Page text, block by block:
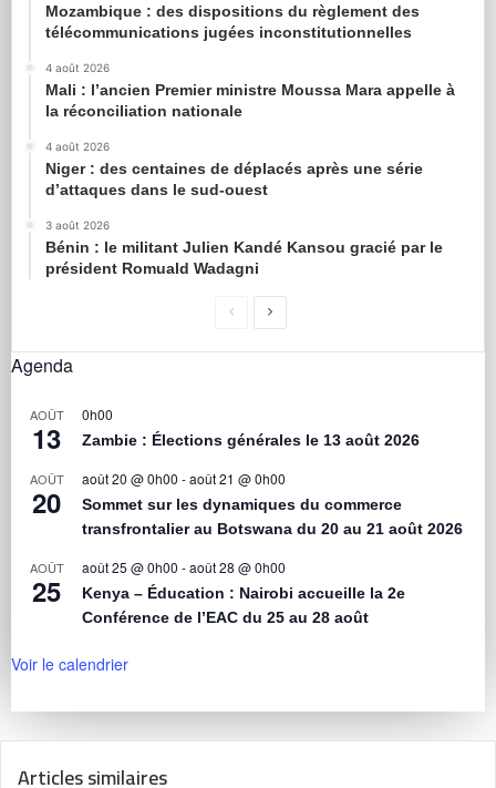
Mozambique : des dispositions du règlement des
télécommunications jugées inconstitutionnelles
4 août 2026
Mali : l’ancien Premier ministre Moussa Mara appelle à
la réconciliation nationale
4 août 2026
Niger : des centaines de déplacés après une série
d’attaques dans le sud-ouest
3 août 2026
Bénin : le militant Julien Kandé Kansou gracié par le
président Romuald Wadagni
Agenda
AOÛT
13
0h00
Zambie : Élections générales le 13 août 2026
AOÛT
20
août 20 @ 0h00 -août 21 @ 0h00
Sommet sur les dynamiques du commerce
transfrontalier au Botswana du 20 au 21 août 2026
AOÛT
25
août 25 @ 0h00 -août 28 @ 0h00
Kenya – Éducation : Nairobi accueille la 2e
Conférence de l’EAC du 25 au 28 août
Voir le calendrier
Articles similaires